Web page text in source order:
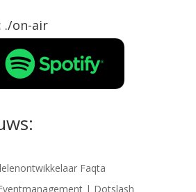
./on-air
Faqta
| Dotslash